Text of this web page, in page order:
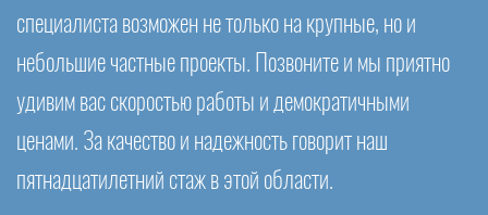
специалиста возможен не только на крупные, но и
небольшие частные проекты. Позвоните и мы приятно
удивим вас скоростью работы и демократичными
ценами. За качество и надежность говорит наш
пятнадцатилетний стаж в этой области.